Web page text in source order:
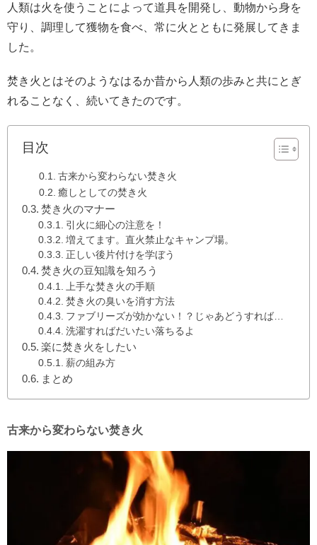
人類は火を使うことによって道具を開発し、動物から身を
守り、調理して獲物を食べ、常に火とともに発展してきま
した。
焚き火とはそのようなはるか昔から人類の歩みと共にとぎ
れることなく、続いてきたのです。
目次
古来から変わらない焚き火
癒しとしての焚き火
焚き火のマナー
引火に細心の注意を！
増えてます。直火禁止なキャンプ場。
正しい後片付けを学ぼう
焚き火の豆知識を知ろう
上手な焚き火の手順
焚き火の臭いを消す方法
ファブリーズが効かない！？じゃあどうすれば…
洗濯すればだいたい落ちるよ
楽に焚き火をしたい
薪の組み方
まとめ
古来から変わらない焚き火